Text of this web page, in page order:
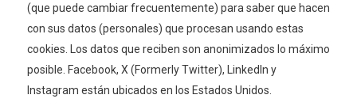
(que puede cambiar frecuentemente) para saber que hacen
con sus datos (personales) que procesan usando estas
cookies. Los datos que reciben son anonimizados lo máximo
posible. Facebook, X (Formerly Twitter), LinkedIn y
Instagram están ubicados en los Estados Unidos.